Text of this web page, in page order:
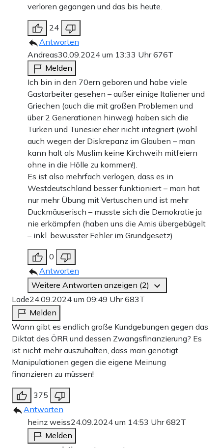
verloren gegangen und das bis heute.
24
Antworten
Andreas30.09.2024 um 13:33 Uhr676T
Melden
Ich bin in den 70ern geboren und habe viele
Gastarbeiter gesehen – außer einige Italiener und
Griechen (auch die mit großen Problemen und
über 2 Generationen hinweg) haben sich die
Türken und Tunesier eher nicht integriert (wohl
auch wegen der Diskrepanz im Glauben – man
kann halt als Muslim keine Kirchweih mitfeiern
ohne in die Hölle zu kommen!).
Es ist also mehrfach verlogen, dass es in
Westdeutschland besser funktioniert – man hat
nur mehr Übung mit Vertuschen und ist mehr
Duckmäuserisch – musste sich die Demokratie ja
nie erkämpfen (haben uns die Amis übergebügelt
– inkl. bewusster Fehler im Grundgesetz)
0
Antworten
Weitere Antworten anzeigen (2)
Lade24.09.2024 um 09:49 Uhr683T
Melden
Wann gibt es endlich große Kundgebungen gegen das
Diktat des ÖRR und dessen Zwangsfinanzierung? Es
ist nicht mehr auszuhalten, dass man genötigt
Manipulationen gegen die eigene Meinung
finanzieren zu müssen!
375
Antworten
heinz weiss24.09.2024 um 14:53 Uhr682T
Melden